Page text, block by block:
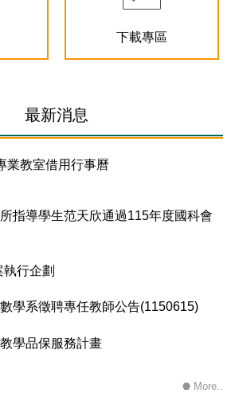
下載專區
最新消息
業教室借用行事曆
指導學生范天欣通過115年度國科會
執行企劃
學系徵聘專任教師公告(1150615)
學品保服務計畫
More..